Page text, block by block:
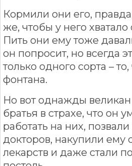
Кормили они его,
же, чтобы у него хватало
Пить они ему тоже
он попросит, но всегда
только одного сорта – то,
фонтана.
Но вот однажды великан
братья в страхе, что он
работать на них,
докторов, накупили ему
лекарств и даже стали